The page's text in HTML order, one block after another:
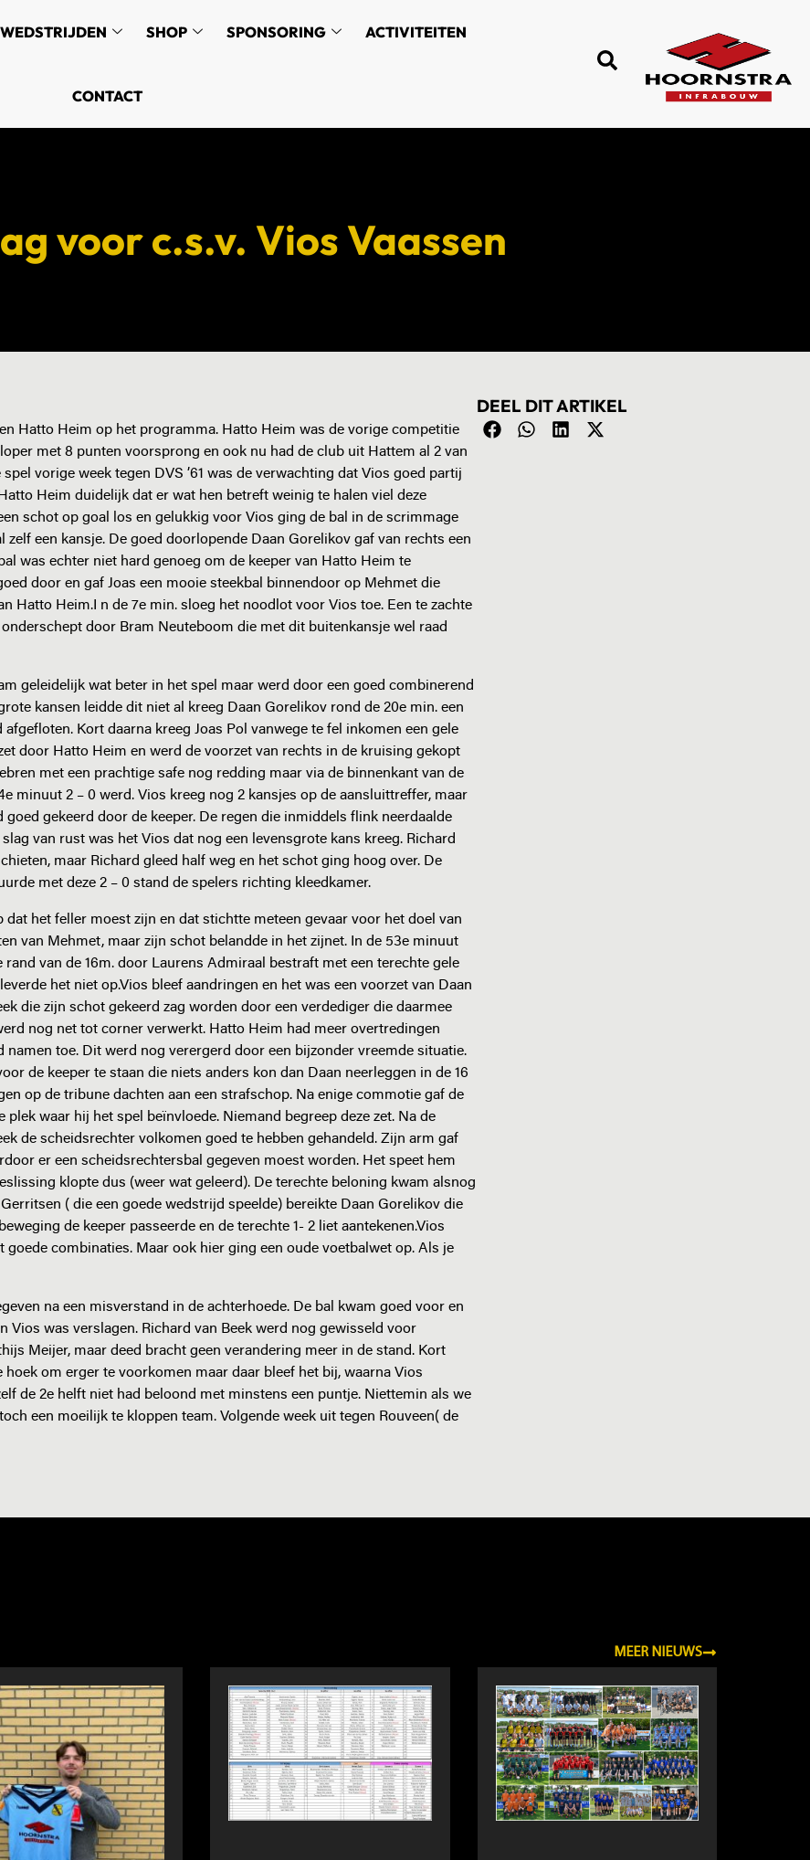
WEDSTRIJDEN SHOP SPONSORING ACTIVITEITEN
CONTACT
voor c.s.v. Vios Vaassen
Hatto Heim op het programma. Hatto Heim was de vorige competitie
met 8 punten voorsprong en ook nu had de club uit Hattem al 2 van
vorige week tegen DVS ’61 was de verwachting dat Vios goed partij
Heim duidelijk dat er wat hen betreft weinig te halen viel deze
schot op goal los en gelukkig voor Vios ging de bal in de scrimmage
zelf een kansje. De goed doorlopende Daan Gorelikov gaf van rechts een
was echter niet hard genoeg om de keeper van Hatto Heim te
door en gaf Joas een mooie steekbal binnendoor op Mehmet die
Hatto Heim.I n de 7e min. sloeg het noodlot voor Vios toe. Een te zachte
door Bram Neuteboom die met dit buitenkansje wel raad
geleidelijk wat beter in het spel maar werd door een goed combinerend
kansen leidde dit niet al kreeg Daan Gorelikov rond de 20e min. een
Kort daarna kreeg Joas Pol vanwege te fel inkomen een gele
door Hatto Heim en werd de voorzet van rechts in de kruising gekopt
met een prachtige safe nog redding maar via de binnenkant van de
minuut 2 – 0 werd. Vios kreeg nog 2 kansjes op de aansluittreffer, maar
gekeerd door de keeper. De regen die inmiddels flink neerdaalde
van rust was het Vios dat nog een levensgrote kans kreeg. Richard
maar Richard gleed half weg en het schot ging hoog over. De
met deze 2 – 0 stand de spelers richting kleedkamer.
dat het feller moest zijn en dat stichtte meteen gevaar voor het doel van
van Mehmet, maar zijn schot belandde in het zijnet. In de 53e minuut
van de 16m. door Laurens Admiraal bestraft met een terechte gele
het niet op.Vios bleef aandringen en het was een voorzet van Daan
die zijn schot gekeerd zag worden door een verdediger die daarmee
nog net tot corner verwerkt. Hatto Heim had meer overtredingen
toe. Dit werd nog verergerd door een bijzonder vreemde situatie.
de keeper te staan die niets anders kon dan Daan neerleggen in de 16
op de tribune dachten aan een strafschop. Na enige commotie gaf de
waar hij het spel beïnvloede. Niemand begreep deze zet. Na de
de scheidsrechter volkomen goed te hebben gehandeld. Zijn arm gaf
er een scheidsrechtersbal gegeven moest worden. Het speet hem
klopte dus (weer wat geleerd). De terechte beloning kwam alsnog
( die een goede wedstrijd speelde) bereikte Daan Gorelikov die
de keeper passeerde en de terechte 1- 2 liet aantekenen.Vios
goede combinaties. Maar ook hier ging een oude voetbalwet op. Als je
na een misverstand in de achterhoede. De bal kwam goed voor en
was verslagen. Richard van Beek werd nog gewisseld voor
Meijer, maar deed bracht geen verandering meer in de stand. Kort
om erger te voorkomen maar daar bleef het bij, waarna Vios
de 2e helft niet had beloond met minstens een puntje. Niettemin als we
een moeilijk te kloppen team. Volgende week uit tegen Rouveen( de
DEEL DIT ARTIKEL
MEER NIEUWS